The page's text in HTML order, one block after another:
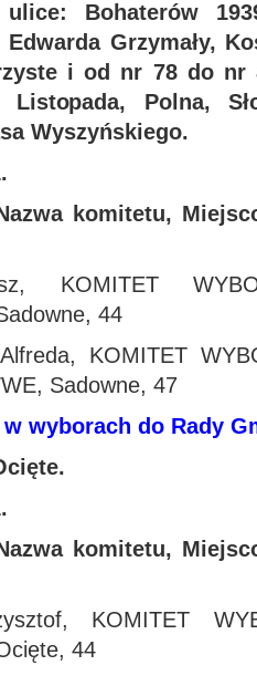
ulice: Bohaterów
Edwarda Grzymały,
i od nr 78 do nr
Polna,
Wyszyńskiego.
komitetu,
KOMITET
44
KOMITET
Sadowne, 47
wyborach do Rady
komitetu,
KOMITET
44